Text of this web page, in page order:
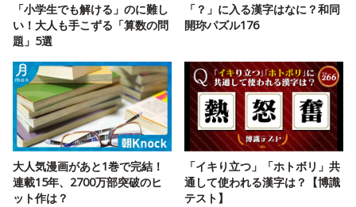
「小学生でも解ける」のに難し
い！大人も手こずる「算数の問
題」5選
「？」に入る漢字はなに？和同
開珎パズル176
大人気漫画があと1巻で完結！
連載15年、2700万部突破のヒ
ット作は？
「イキり立つ」「ホトボリ」共
通して使われる漢字は？【博識
テスト】